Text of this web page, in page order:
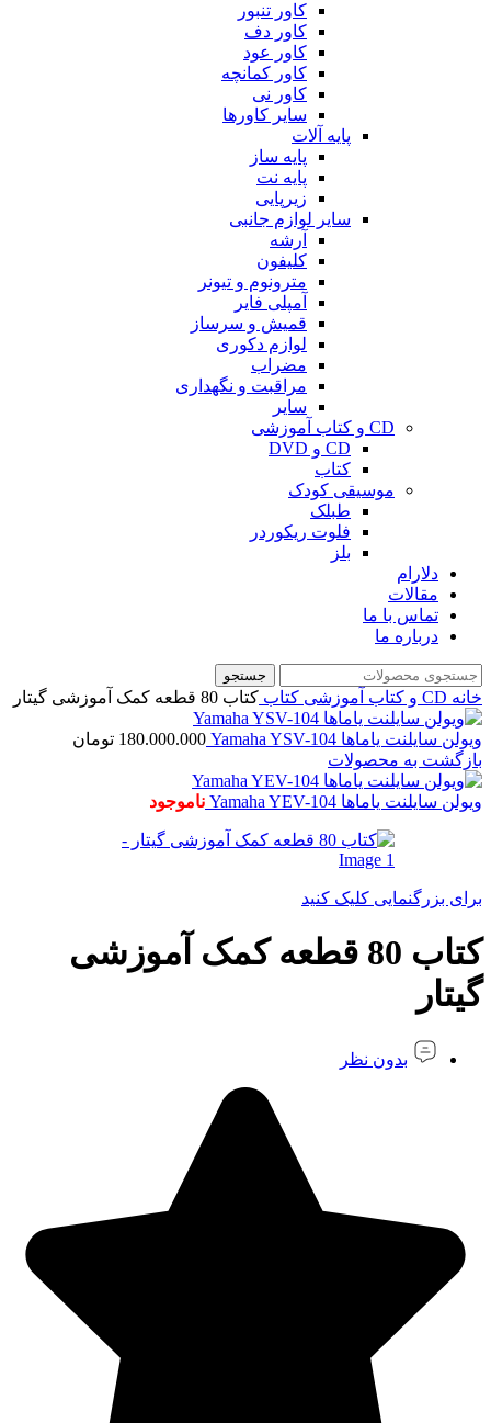
کاور تنبور
کاور دف
کاور عود
کاور کمانچه
کاور نی
سایر کاورها
پایه آلات
پایه ساز
پایه نت
زیرپایی
سایر لوازم جانبی
آرشه
کلیفون
مترونوم و تیونر
آمپلی فایر
قمیش و سرساز
لوازم دکوری
مضراب
مراقبت و نگهداری
سایر
CD و کتاب آموزشی
CD و DVD
کتاب
موسیقی کودک
طبلک
فلوت ریکوردر
بلز
دلارام
مقالات
تماس با ما
درباره ما
جستجو
خانه CD و کتاب آموزشی کتاب کتاب 80 قطعه کمک آموزشی گیتار
ویولن سایلنت یاماها Yamaha YSV-104 180.000.000 تومان
بازگشت به محصولات
ویولن سایلنت یاماها Yamaha YEV-104 ناموجود
برای بزرگنمایی کلیک کنید
کتاب 80 قطعه کمک آموزشی
گیتار
بدون نظر